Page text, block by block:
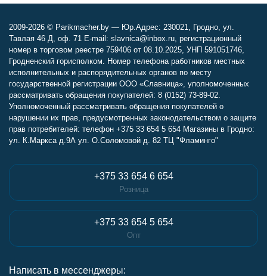
2009-2026 © Parikmacher.by — Юр.Адрес: 230021, Гродно, ул.
Тавлая 46 Д, оф. 71 E-mail: slavnica@inbox.ru, регистрационный
номер в торговом реестре 759406 от 08.10.2025, УНП 591051746,
Гродненский горисполком. Номер телефона работников местных
исполнительных и распорядительных органов по месту
государственной регистрации ООО «Славница», уполномоченных
рассматривать обращения покупателей: 8 (0152) 73-89-02.
Уполномоченный рассматривать обращения покупателей о
нарушении их прав, предусмотренных законодательством о защите
прав потребителей: телефон +375 33 654 5 654 Магазины в Гродно:
ул. К.Маркса д.9А ул. О.Соломовой д. 82 ТЦ "Фламинго"
+375 33 654 6 654
Розница
+375 33 654 5 654
Опт
Написать в мессенджеры: